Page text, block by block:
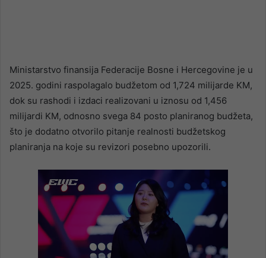
Ministarstvo finansija Federacije Bosne i Hercegovine je u
2025. godini raspolagalo budžetom od 1,724 milijarde KM,
dok su rashodi i izdaci realizovani u iznosu od 1,456
milijardi KM, odnosno svega 84 posto planiranog budžeta,
što je dodatno otvorilo pitanje realnosti budžetskog
planiranja na koje su revizori posebno upozorili.